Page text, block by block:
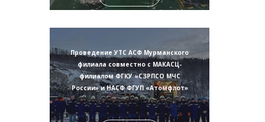
Проведение УТС АСФ Мурманского
филиала совместно с МАКАСЦ-
филиалом ФГКУ «СЗРПСО МЧС
России» и НАСФ ФГУП «Атомфлот»